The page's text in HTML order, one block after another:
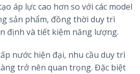
áp lực cao hơn so với các model
sản phẩm, đồng thời duy trì
định và tiết kiệm năng lượng.
nước hiện đại, nhu cầu duy trì
trở nên quan trọng. Đặc biệt